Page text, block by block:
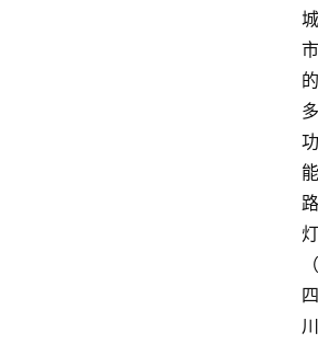
城
市
的
多
功
能
路
灯
（
四
川